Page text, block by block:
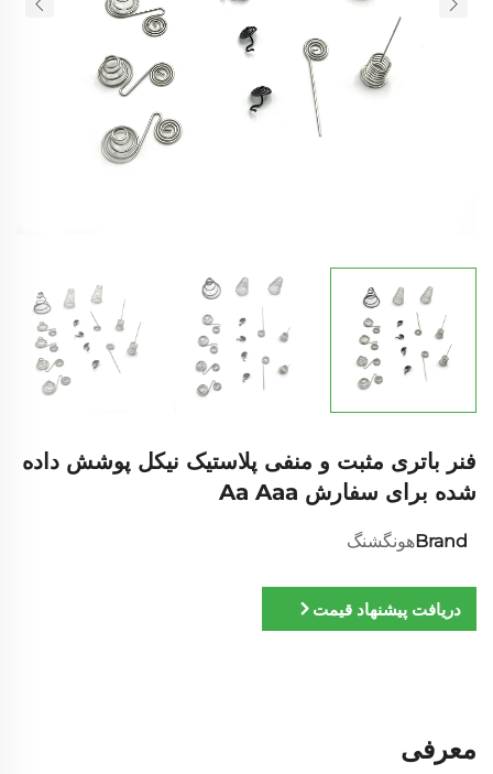
فنر باتری مثبت و منفی پلاستیک نیکل پوشش داده
شده برای سفارش Aa Aaa
Brandهونگشنگ
دریافت پیشنهاد قیمت
معرفی